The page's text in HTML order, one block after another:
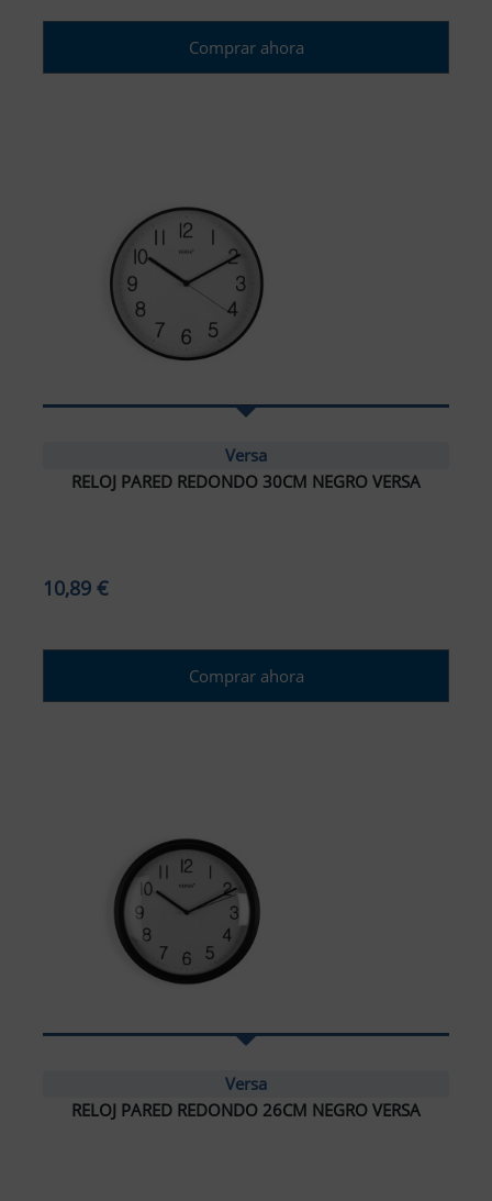
Comprar ahora
Versa
RELOJ PARED REDONDO 30CM NEGRO VERSA
10,89 €
Comprar ahora
Versa
RELOJ PARED REDONDO 26CM NEGRO VERSA